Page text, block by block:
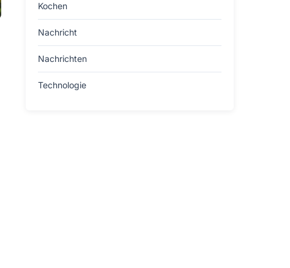
Kochen
Nachricht
Nachrichten
Technologie